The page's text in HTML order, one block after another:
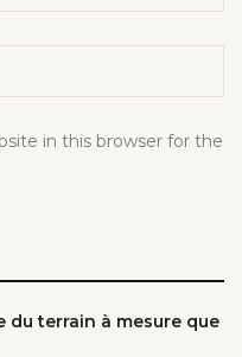
in this browser for the
du terrain à mesure que